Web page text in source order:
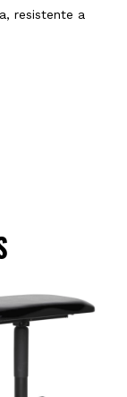
resistente a